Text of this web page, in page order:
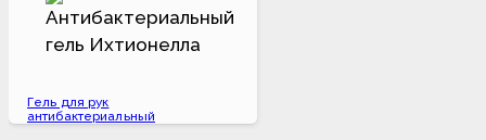
Гель для рук
антибактериальный